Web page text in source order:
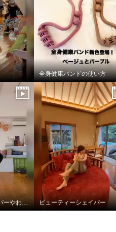
全身健康バンドの使い方
ビューティーシェイパーやわらかフィットベージュ色 ビューティーシェイパー